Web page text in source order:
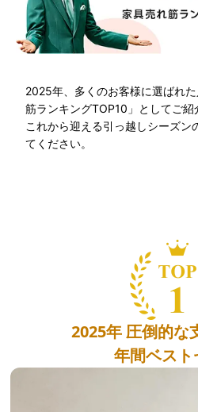
2025年、多くのお客様に選ばれ
筋ランキングTOP10」としてご紹
これから迎える引っ越しシーズン
てください。
2025年 圧倒的な
年間ベスト